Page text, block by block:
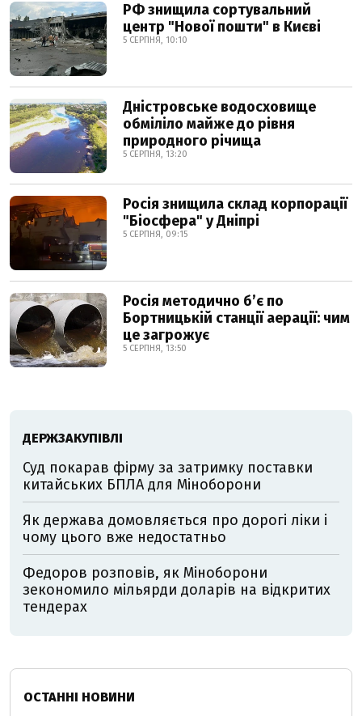
РФ знищила сортувальний
центр "Нової пошти" в Києві
5 СЕРПНЯ, 10:10
Дністровське водосховище
обміліло майже до рівня
природного річища
5 СЕРПНЯ, 13:20
Росія знищила склад корпорації
"Біосфера" у Дніпрі
5 СЕРПНЯ, 09:15
Росія методично б’є по
Бортницькій станції аерації: чим
це загрожує
5 СЕРПНЯ, 13:50
ДЕРЖЗАКУПІВЛІ
Суд покарав фірму за затримку поставки
китайських БПЛА для Міноборони
Як держава домовляється про дорогі ліки і
чому цього вже недостатньо
Федоров розповів, як Міноборони
зекономило мільярди доларів на відкритих
тендерах
ОСТАННІ НОВИНИ